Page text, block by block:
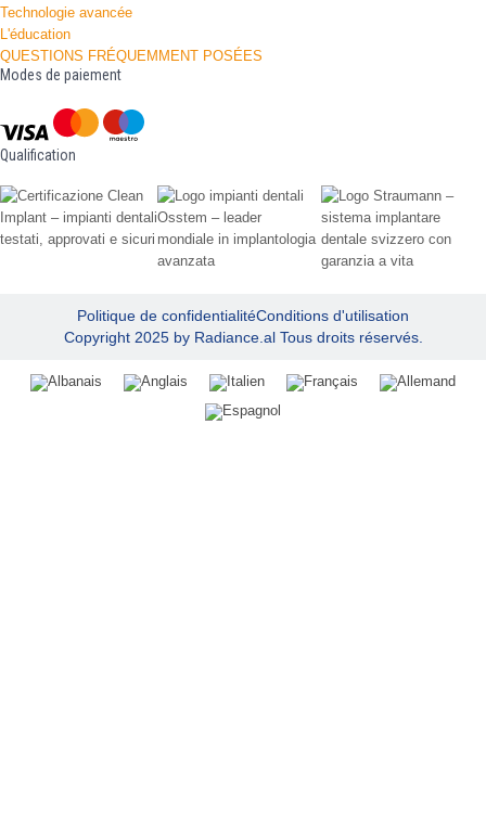
Technologie avancée
L'éducation
QUESTIONS FRÉQUEMMENT POSÉES
Modes de paiement
Qualification
Politique de confidentialitéConditions d'utilisation
Copyright 2025 by Radiance.al Tous droits réservés.